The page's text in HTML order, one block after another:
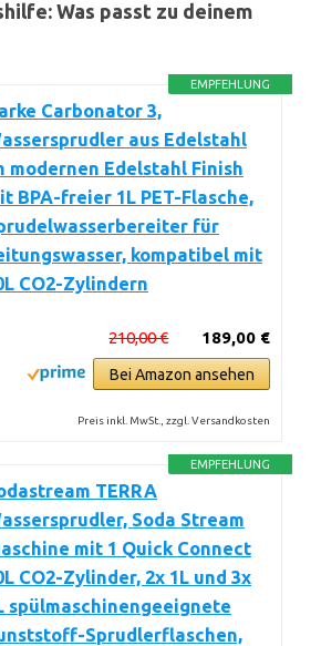
Was passt zu deinem
EMPFEHLUNG
Carbonator 3,
aus Edelstahl
modernen Edelstahl Finish
BPA-freier 1L PET-Flasche,
für
kompatibel mit
CO2-Zylindern
189,00 €
210,00 €
Bei Amazon ansehen
Preis inkl. MwSt., zzgl. Versandkosten
EMPFEHLUNG
TERRA
Soda Stream
mit 1 Quick Connect
CO2-Zylinder, 2x 1L und 3x
spülmaschinengeeignete
Sprudlerflaschen,